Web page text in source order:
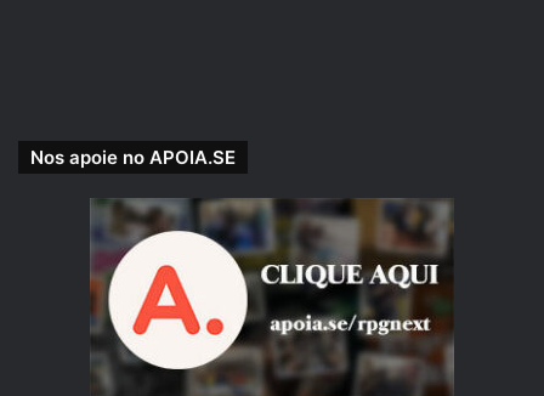
A destruição de Upanishads
de um grande conflito que se
forma. Conseguirão os heróis lidar
com as consequências de seus
atos?
Nos apoie no APOIA.SE